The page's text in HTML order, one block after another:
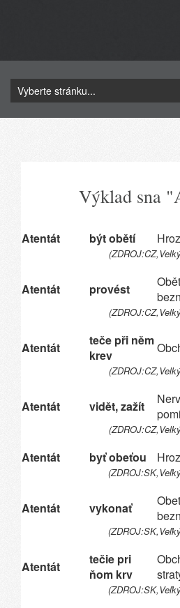
Výklad sna
Atentát být obětí
Atentát provést
Atentát
teče při něm
krev
Atentát vidět, zažít
Atentát byť obeťou
Atentát vykonať
Atentát
tečie pri
ňom krv